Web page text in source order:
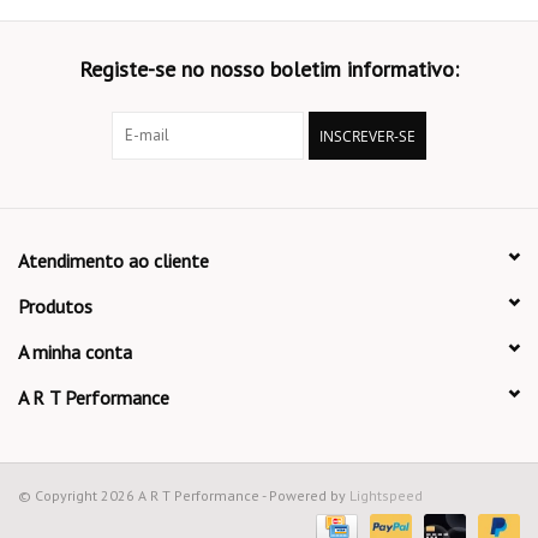
Registe-se no nosso boletim informativo:
INSCREVER-SE
Atendimento ao cliente
Produtos
A minha conta
A R T Performance
© Copyright 2026 A R T Performance - Powered by Lightspeed